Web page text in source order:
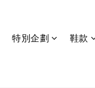
特別企劃 鞋款